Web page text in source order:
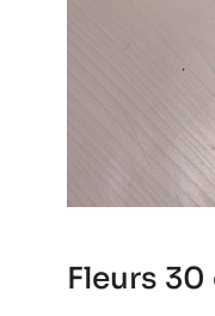
Fleurs 30